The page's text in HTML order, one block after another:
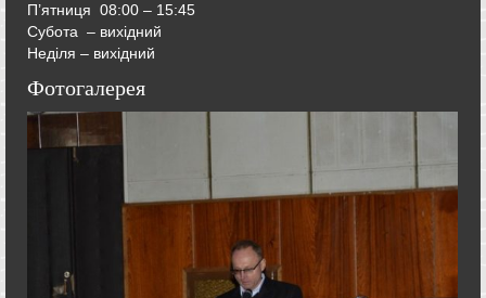
П’ятниця 08:00 – 15:45
Субота – вихідний
Неділя – вихідний
Фотогалерея